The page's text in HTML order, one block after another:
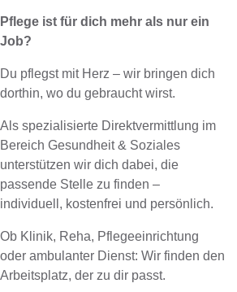
Pflege ist für dich mehr als nur ein
Job?
Du pflegst mit Herz – wir bringen dich
dorthin, wo du gebraucht wirst.
Als spezialisierte Direktvermittlung im
Bereich Gesundheit & Soziales
unterstützen wir dich dabei, die
passende Stelle zu finden –
individuell, kostenfrei und persönlich.
Ob Klinik, Reha, Pflegeeinrichtung
oder ambulanter Dienst: Wir finden den
Arbeitsplatz, der zu dir passt.